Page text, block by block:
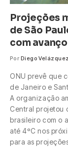
Projeções
de São
com
Por Diego Velázquez
ONU prevê que
de Janeiro e
A organização
Central projetou
brasileiro com o
até 4ºC nos
para as